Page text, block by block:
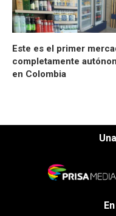
Este es el primer
completamente
en Colombia